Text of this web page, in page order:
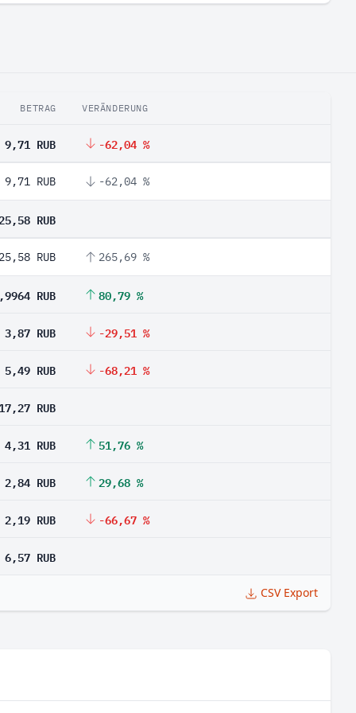
BETRAG VERÄNDERUNG
9,71 RUB -62,04 %
9,71 RUB -62,04 %
RUB
RUB 265,69 %
RUB 80,79 %
3,87 RUB -29,51 %
5,49 RUB -68,21 %
RUB
4,31 RUB 51,76 %
2,84 RUB 29,68 %
2,19 RUB -66,67 %
6,57 RUB
CSV Export